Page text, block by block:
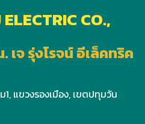
CO.,
เจ รุ่งโรจน์ อีเล็คทริค
แขวงรองเมือง, เขตปทุมวัน